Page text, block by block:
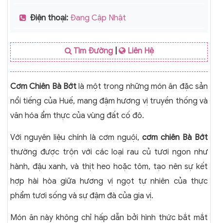
Điện thoại: Đang Cập Nhật
Tìm Đường Liên Hệ
Cơm Chiên Bà Bớt là một trong những món ăn đặc sản
nổi tiếng của Huế, mang đậm hương vị truyền thống và
văn hóa ẩm thực của vùng đất cố đô.
Với nguyên liệu chính là cơm nguội, cơm chiên Bà Bớt
thường được trộn với các loại rau củ tươi ngon như
hành, đậu xanh, và thịt heo hoặc tôm, tạo nên sự kết
hợp hài hòa giữa hương vị ngọt tự nhiên của thực
phẩm tươi sống và sự đậm đà của gia vị.
Món ăn này không chỉ hấp dẫn bởi hình thức bắt mắt